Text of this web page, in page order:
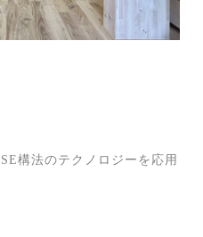
構法のテクノロジーを応用